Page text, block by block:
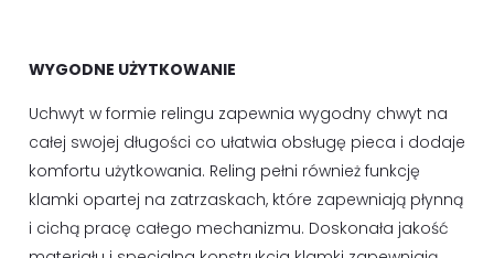
WYGODNE UŻYTKOWANIE
Uchwyt w formie relingu zapewnia wygodny chwyt na
całej swojej długości co ułatwia obsługę pieca i dodaje
komfortu użytkowania. Reling pełni również funkcję
klamki opartej na zatrzaskach, które zapewniają płynną
i cichą pracę całego mechanizmu. Doskonała jakość